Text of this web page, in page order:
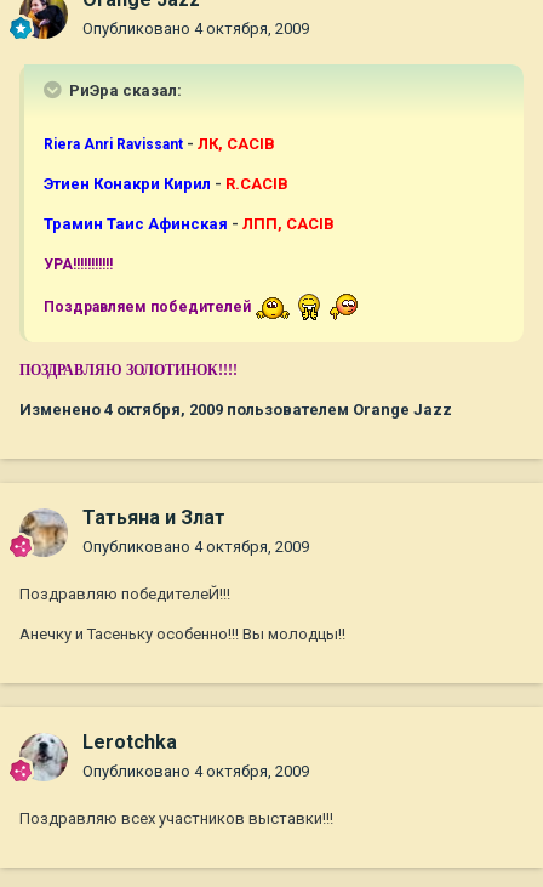
Опубликовано 4 октября, 2009
РиЭра сказал:
Riera Anri Ravissant - ЛК, CACIB
Этиен Конакри Кирил - R.CACIB
Трамин Таис Афинская - ЛПП, CACIB
УРА!!!!!!!!!!!
Поздравляем победителей
ПОЗДРАВЛЯЮ ЗОЛОТИНОК!!!!
Изменено 4 октября, 2009 пользователем Orange Jazz
Татьяна и Злат
Опубликовано 4 октября, 2009
Поздравляю победителеЙ!!!
Анечку и Тасеньку особенно!!! Вы молодцы!!
Lerotchka
Опубликовано 4 октября, 2009
Поздравляю всех участников выставки!!!